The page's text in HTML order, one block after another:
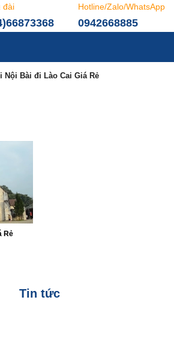
đài Hotline/Zalo/WhatsApp
0942668885
Nội Bài đi Lào Cai Giá Rẻ
Rẻ
Tin tức